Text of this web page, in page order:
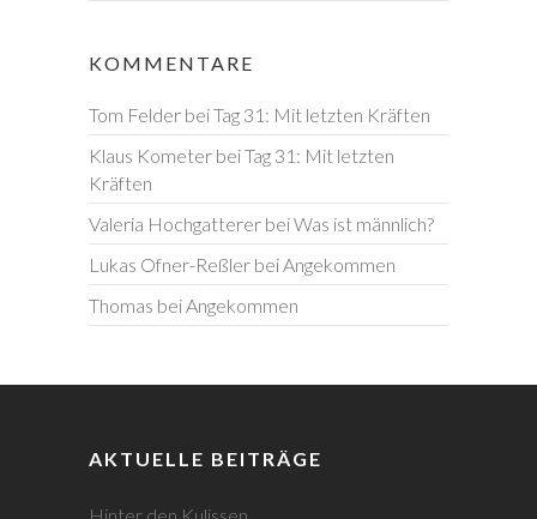
KOMMENTARE
Tom Felder beiTag 31: Mit letzten Kräften
Klaus Kometer beiTag 31: Mit letzten
Kräften
Valeria Hochgatterer beiWas ist männlich?
Lukas Ofner-Reßler beiAngekommen
Thomas beiAngekommen
AKTUELLE BEITRÄGE